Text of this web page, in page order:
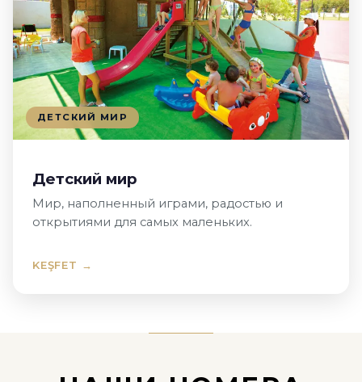
ДЕТСКИЙ МИР
Детский мир
Мир, наполненный играми, радостью и
открытиями для самых маленьких.
KEŞFET →